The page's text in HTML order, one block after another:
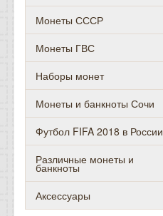
Монеты СССР
Монеты ГВС
Наборы монет
Монеты и банкноты Сочи
Футбол FIFA 2018 в России
Различные монеты и
банкноты
Аксессуары